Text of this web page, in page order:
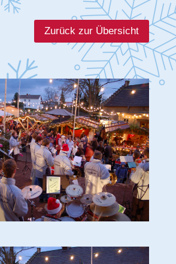
Zurück zur Übersicht